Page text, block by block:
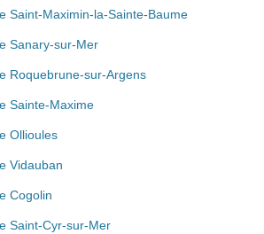
Saint-Maximin-la-Sainte-Baume
Sanary-sur-Mer
Roquebrune-sur-Argens
Sainte-Maxime
Ollioules
Vidauban
Cogolin
Saint-Cyr-sur-Mer